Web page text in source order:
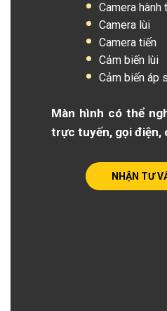
NHẬN TƯ
Camera hành
Camera lùi
Camera tiến
Cảm biến lùi
Cảm biến áp
Màn hình có thể
trực tuyến, gọi điện,